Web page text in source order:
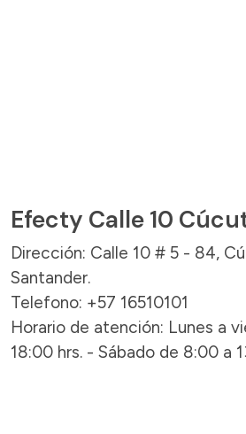
Efecty Calle 10
Dirección: Calle 10 # 5 - 84,
Santander.
Telefono: +57 16510101
Horario de atención: Lunes a
18:00 hrs. - Sábado de 8:00 a